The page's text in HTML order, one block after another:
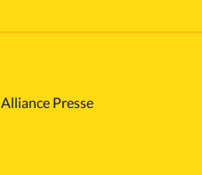
Alliance Presse